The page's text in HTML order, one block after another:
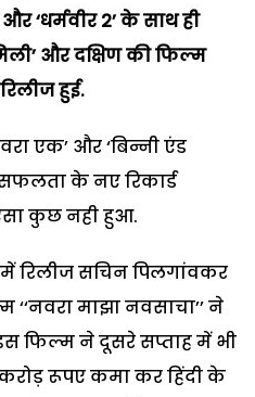
‘धर्मवीर 2’ के साथ ही
और दक्षिण की फिल्म
हुई.
एक’ और ‘बिन्नी एंड
के नए रिकार्ड
कुछ नही हुआ.
रिलीज सचिन पिलगांवकर
‘‘नवरा माझा नवसाचा’’ ने
फिल्म ने दूसरे सप्ताह में भी
करोड़ रूपए कमा कर हिंदी के